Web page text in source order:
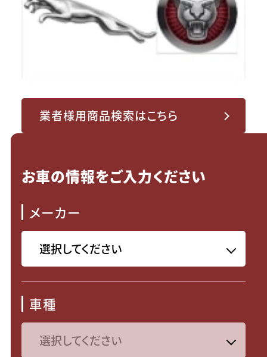
業者様用商品検索はこちら
お車の情報をご入力ください
メーカー
車種